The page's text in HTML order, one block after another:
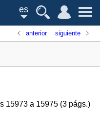
es
anterior siguiente
15973 a 15975 (3 págs.)